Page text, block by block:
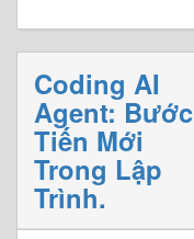
Coding AI
Agent: Bước
Tiến Mới
Trong Lập
Trình.